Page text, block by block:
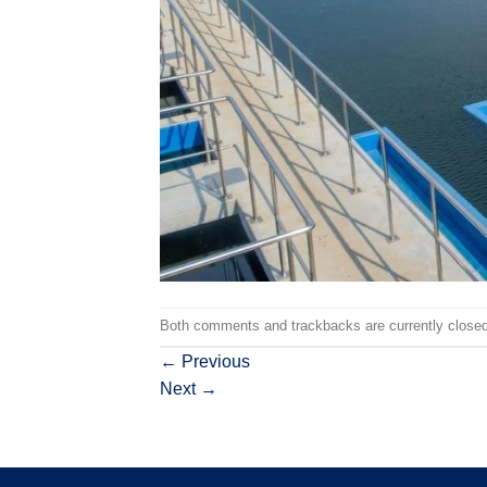
Both comments and trackbacks are currently
← Previous
Next →